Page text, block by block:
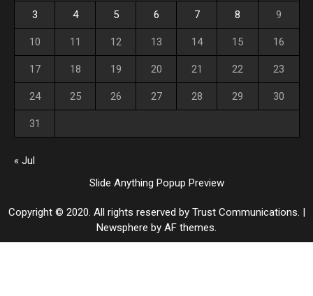
3 4 5 6 7 8 9
10 11 12 13 14 15 16
17 18 19 20 21 22 23
24 25 26 27 28 29 30
31
« Jul
Slide Anything Popup Preview
Copyright © 2020. All rights reserved by Trust Communications. |
Newsphere by AF themes.